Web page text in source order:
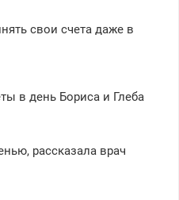
свои счета даже в
в день Бориса и Глеба
рассказала врач